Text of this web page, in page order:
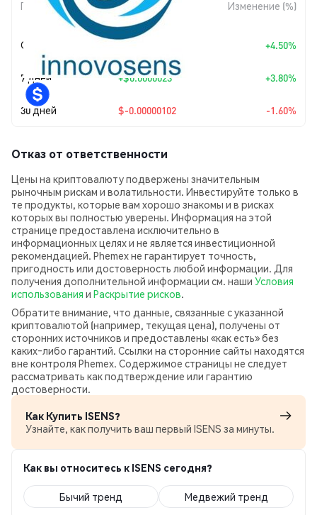
Период
суммы
Изменение (%)
Сегодня + +4.50%
7 дней +$0.0000023 +3.80%
30 дней $-0.00000102 -1.60%
Отказ от ответственности
Цены на криптовалюту подвержены значительным
рыночным рискам и волатильности. Инвестируйте только в
те продукты, которые вам хорошо знакомы и в рисках
которых вы полностью уверены. Информация на этой
странице предоставлена исключительно в
информационных целях и не является инвестиционной
рекомендацией. Phemex не гарантирует точность,
пригодность или достоверность любой информации. Для
получения дополнительной информации см. наши Условия
использования и Раскрытие рисков.
Обратите внимание, что данные, связанные с указанной
криптовалютой (например, текущая цена), получены от
сторонних источников и предоставлены «как есть» без
каких‑либо гарантий. Ссылки на сторонние сайты находятся
вне контроля Phemex. Содержимое страницы не следует
рассматривать как подтверждение или гарантию
достоверности.
Как Купить ISENS?
Узнайте, как получить ваш первый ISENS за минуты.
Как вы относитесь к ISENS сегодня?
Бычий тренд Медвежий тренд